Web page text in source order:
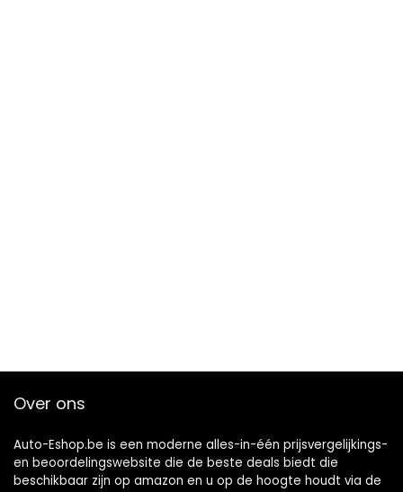
Over ons
Auto-Eshop.be is een moderne alles-in-één prijsvergelijkings-
en beoordelingswebsite die de beste deals biedt die
beschikbaar zijn op amazon en u op de hoogte houdt via de